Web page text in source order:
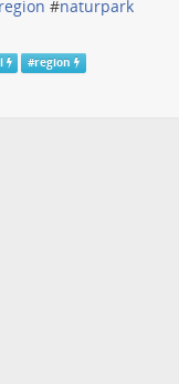
region #naturpark
#region